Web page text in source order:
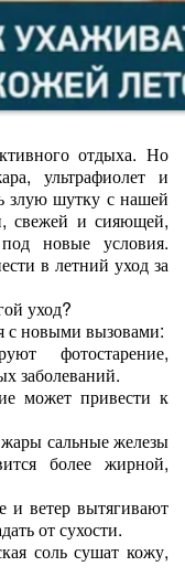
отдыха. Но
ультрафиолет и
злую шутку с нашей
свежей и сияющей,
новые условия.
в летний уход за
уход?
с новыми вызовами:
фотостарение,
заболеваний.
может привести к
сальные железы
более жирной,
и ветер вытягивают
от сухости.
соль сушат кожу,